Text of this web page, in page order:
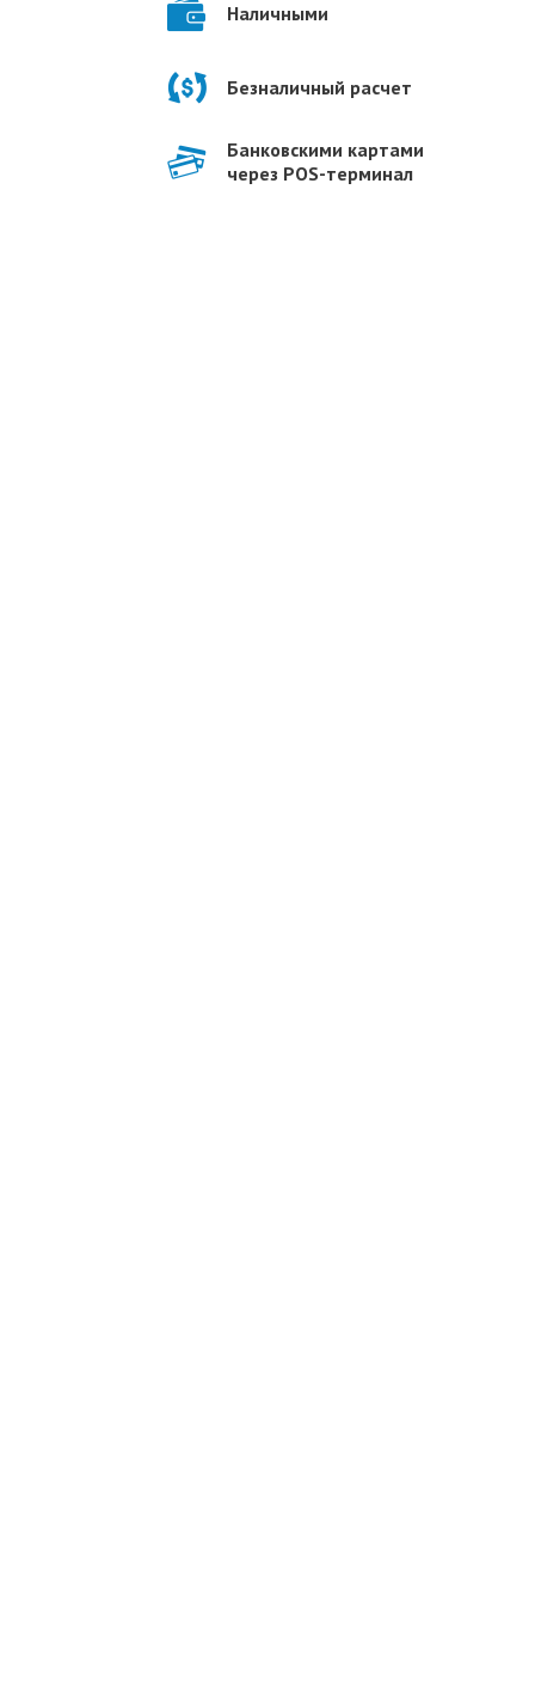
Наличными
Безналичный расчет
Банковскими картами
через POS-терминал